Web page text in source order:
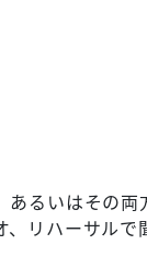
あるいはその
、リハーサル